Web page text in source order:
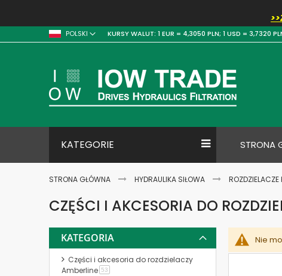
POLSKI KURSY WALUT: 1 EUR = 4,3050 PLN; 1 USD = 3,7320
KATEGORIE STRONA
STRONA GŁÓWNA HYDRAULIKA SIŁOWA ROZDZIELACZE
CZĘŚCI I AKCESORIA DO
Nie
KATEGORIA
Części i akcesoria do rozdzielaczy
Amberline 53